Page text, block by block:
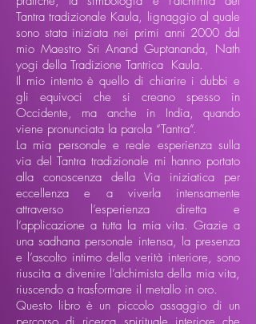
Tantra tradizionale Kaula, lignaggio al quale
sono stata iniziata nei primi anni 2000 dal
mio Maestro Sri Anand Guptananda, Nath
yogi della Tradizione Tantrica Kaula.
Il mio intento è quello di chiarire i dubbi e
gli equivoci che si creano spesso in
Occidente, ma anche in India, quando
viene pronunciata la parola “Tantra”.
La mia personale e reale esperienza sulla
via del Tantra tradizionale mi hanno portato
alla conoscenza della Via iniziatica per
eccellenza e a viverla intensamente
attraverso l’esperienza diretta e
l’applicazione a tutta la mia vita. Grazie a
una sadhana personale intensa, la presenza
e l’ascolto intimo della verità interiore, sono
riuscita a divenire l’alchimista della mia vita,
riuscendo a trasformare il metallo in oro.
Questo libro è un piccolo assaggio di un